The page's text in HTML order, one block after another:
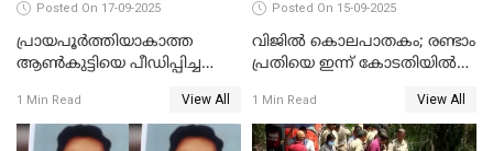
Posted On 17-09-2025
പ്രായപൂർത്തിയാകാത്ത
ആൺകുട്ടിയെ പീഡിപ്പിച്ച
അറസ്റ്റിൽ
1 Min Read View All
Posted On 15-09-2025
വിജിൽ കൊലപാതകം; രണ്ടാം
പ്രതിയെ ഇന്ന് കോടതിയിൽ
1 Min Read View All